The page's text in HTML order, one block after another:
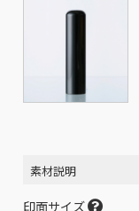
素材説明
印面サイズ